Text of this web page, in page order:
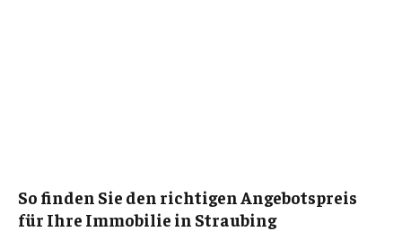
So finden Sie den richtigen Angebotspreis
für Ihre Immobilie in Straubing